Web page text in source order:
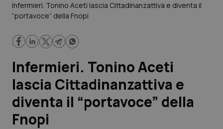
Governo e Parlamento
Regioni e Asl
Lavoro e Professioni
Scienza e Farmaci
Studi e Analisi
Infermieri. Tonino Aceti lascia Cittadinanzattiva e diventa il
“portavoce” della Fnopi
Infermieri. Tonino Aceti
lascia Cittadinanzattiva e
diventa il “portavoce” della
Fnopi